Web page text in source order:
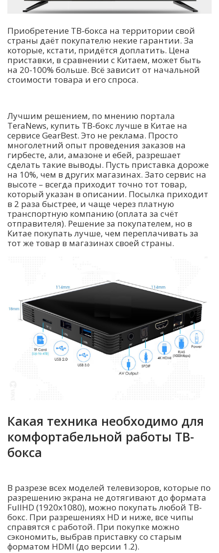
Приобретение ТВ-бокса на территории свой
страны даёт покупателю некие гарантии. За
которые, кстати, придётся доплатить. Цена
приставки, в сравнении с Китаем, может быть
на 20-100% больше. Всё зависит от начальной
стоимости товара и его спроса.
Лучшим решением, по мнению портала
TeraNews, купить ТВ-бокс лучше в Китае на
сервисе GearBest. Это не реклама. Просто
многолетний опыт проведения заказов на
гирбесте, али, амазоне и ебей, разрешает
сделать такие выводы. Пусть приставка дороже
на 10%, чем в других магазинах. Зато сервис на
высоте – всегда приходит точно тот товар,
который указан в описании. Посылка приходит
в 2 раза быстрее, и чаще через платную
транспортную компанию (оплата за счёт
отправителя). Решение за покупателем, но в
Китае покупать лучше, чем переплачивать за
тот же товар в магазинах своей страны.
Какая техника необходимо для
комфортабельной работы ТВ-
бокса
В разрезе всех моделей телевизоров, которые по
разрешению экрана не дотягивают до формата
FullHD (1920х1080), можно покупать любой ТВ-
бокс. При разрешениях HD и ниже, все чипы
справятся с работой. При покупке можно
сэкономить, выбрав приставку со старым
форматом HDMI (до версии 1.2).